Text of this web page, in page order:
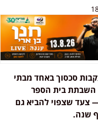
סכסוך באחד מבתי
השבתת בית הספר
— צעד שצפוי להביא גם
שנה.